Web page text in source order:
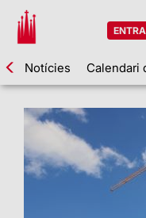
Notícies Calendari